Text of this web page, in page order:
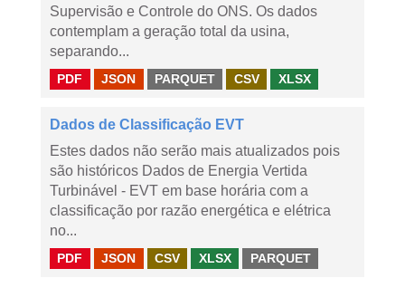
Supervisão e Controle do ONS. Os dados
contemplam a geração total da usina,
separando...
PDF JSON PARQUET CSV XLSX
Dados de Classificação EVT
Estes dados não serão mais atualizados pois
são históricos Dados de Energia Vertida
Turbinável - EVT em base horária com a
classificação por razão energética e elétrica
no...
PDF JSON CSV XLSX PARQUET